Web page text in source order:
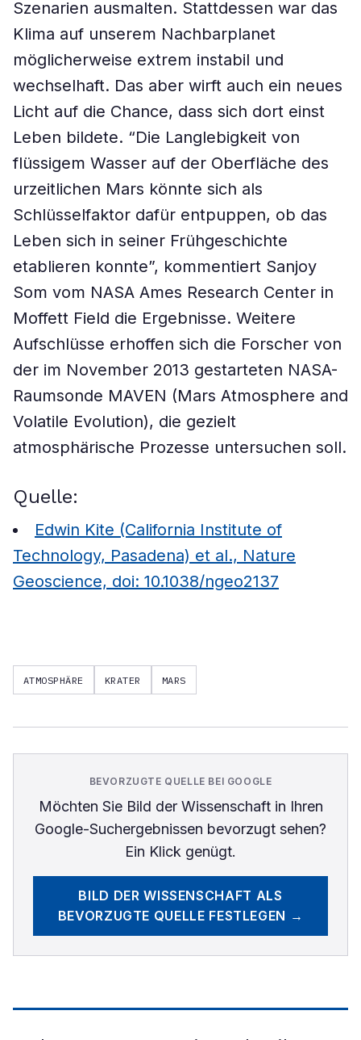
Szenarien ausmalten. Stattdessen war das
Klima auf unserem Nachbarplanet
möglicherweise extrem instabil und
wechselhaft. Das aber wirft auch ein neues
Licht auf die Chance, dass sich dort einst
Leben bildete. “Die Langlebigkeit von
flüssigem Wasser auf der Oberfläche des
urzeitlichen Mars könnte sich als
Schlüsselfaktor dafür entpuppen, ob das
Leben sich in seiner Frühgeschichte
etablieren konnte”, kommentiert Sanjoy
Som vom NASA Ames Research Center in
Moffett Field die Ergebnisse. Weitere
Aufschlüsse erhoffen sich die Forscher von
der im November 2013 gestarteten NASA-
Raumsonde MAVEN (Mars Atmosphere and
Volatile Evolution), die gezielt
atmosphärische Prozesse untersuchen soll.
Quelle:
Edwin Kite (California Institute of
Technology, Pasadena) et al., Nature
Geoscience, doi: 10.1038/ngeo2137
ATMOSPHÄRE KRATER MARS
BEVORZUGTE QUELLE BEI GOOGLE
Möchten Sie Bild der Wissenschaftin Ihren
Google-Suchergebnissen bevorzugt sehen?
Ein Klick genügt.
BILD DER WISSENSCHAFT ALS
BEVORZUGTE QUELLE FESTLEGEN →